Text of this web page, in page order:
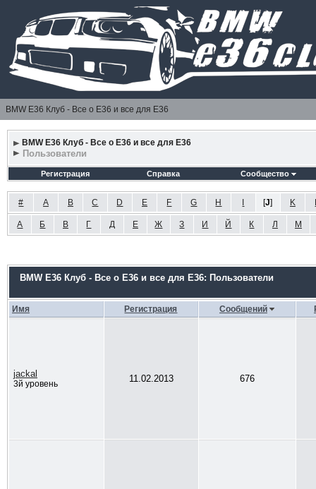
BMW E36 Клуб - Все о Е36 и все для Е36
BMW E36 Клуб - Все о Е36 и все для Е36
Пользователи
Регистрация Справка Сообщество
# A B C D E F G H [J] K
А Б В Г Д Е Ж З И Й К Л М
BMW E36 Клуб - Все о Е36 и все для Е36: Пользователи
Имя Регистрация Сообщений
jackal
3й уровень 11.02.2013 676